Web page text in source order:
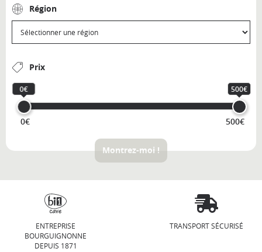
Région
Prix
0€ 500€
0€ 500€
Montrez-moi !
ENTREPRISE
BOURGUIGNONNE
DEPUIS 1871
TRANSPORT SÉCURISÉ